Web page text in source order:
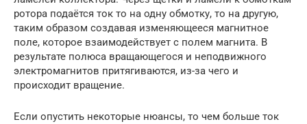
ротора подаётся ток то на одну обмотку, то на другую,
таким образом создавая изменяющееся магнитное
поле, которое взаимодействует с полем магнита. В
результате полюса вращающегося и неподвижного
электромагнитов притягиваются, из-за чего и
происходит вращение.
Если опустить некоторые нюансы, то чем больше ток